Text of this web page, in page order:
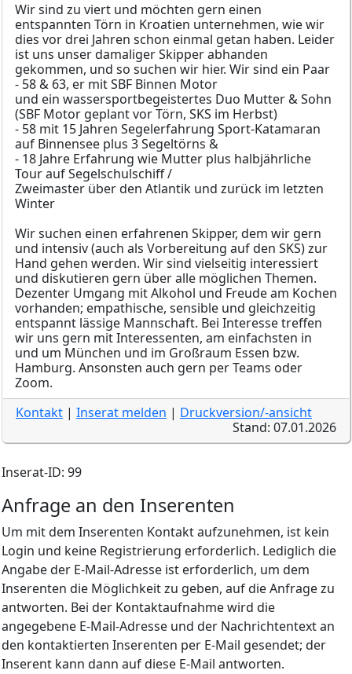
Wir sind zu viert und möchten gern einen
entspannten Törn in Kroatien unternehmen, wie wir
dies vor drei Jahren schon einmal getan haben. Leider
ist uns unser damaliger Skipper abhanden
gekommen, und so suchen wir hier. Wir sind ein Paar
- 58 & 63, er mit SBF Binnen Motor
und ein wassersportbegeistertes Duo Mutter & Sohn
(SBF Motor geplant vor Törn, SKS im Herbst)
- 58 mit 15 Jahren Segelerfahrung Sport-Katamaran
auf Binnensee plus 3 Segeltörns &
- 18 Jahre Erfahrung wie Mutter plus halbjährliche
Tour auf Segelschulschiff /
Zweimaster über den Atlantik und zurück im letzten
Winter
Wir suchen einen erfahrenen Skipper, dem wir gern
und intensiv (auch als Vorbereitung auf den SKS) zur
Hand gehen werden. Wir sind vielseitig interessiert
und diskutieren gern über alle möglichen Themen.
Dezenter Umgang mit Alkohol und Freude am Kochen
vorhanden; empathische, sensible und gleichzeitig
entspannt lässige Mannschaft. Bei Interesse treffen
wir uns gern mit Interessenten, am einfachsten in
und um München und im Großraum Essen bzw.
Hamburg. Ansonsten auch gern per Teams oder
Zoom.
Kontakt | Inserat melden | Druckversion/-ansicht
Stand: 07.01.2026
Inserat-ID: 99
Anfrage an den Inserenten
Um mit dem Inserenten Kontakt aufzunehmen, ist kein
Login und keine Registrierung erforderlich. Lediglich die
Angabe der E-Mail-Adresse ist erforderlich, um dem
Inserenten die Möglichkeit zu geben, auf die Anfrage zu
antworten. Bei der Kontaktaufnahme wird die
angegebene E-Mail-Adresse und der Nachrichtentext an
den kontaktierten Inserenten per E-Mail gesendet; der
Inserent kann dann auf diese E-Mail antworten.